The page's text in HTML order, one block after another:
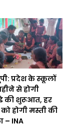
प्रदेश के स्कूलों
से होगी
की शुरूआत, हर
होगी मस्ती की
– INA